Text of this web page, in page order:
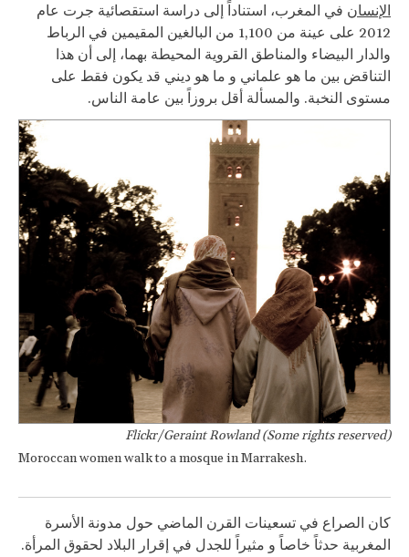
الإنسان في المغرب، استناداً إلى دراسة استقصائية جرت عام
2012 على عينة من 1,100 من البالغين المقيمين في الرباط
والدار البيضاء والمناطق القروية المحيطة بهما، إلى أن هذا
التناقض بين ما هو علماني و ما هو ديني قد يكون فقط على
مستوى النخبة. والمسألة أقل بروزاً بين عامة الناس.
Flickr/Geraint Rowland (Some rights reserved)
Moroccan women walk to a mosque in Marrakesh.
كان الصراع في تسعينات القرن الماضي حول مدونة الأسرة
المغربية حدثاً خاصاً و مثيراً للجدل في إقرار البلاد لحقوق المرأة.